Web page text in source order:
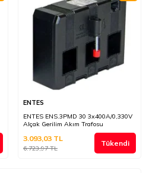
ENTES
ENTES ENS.3PMD 30 3x400A/0,330V
Alçak Gerilim Akım Trafosu
6.723,97TL
3.093,03 TL Tükendi